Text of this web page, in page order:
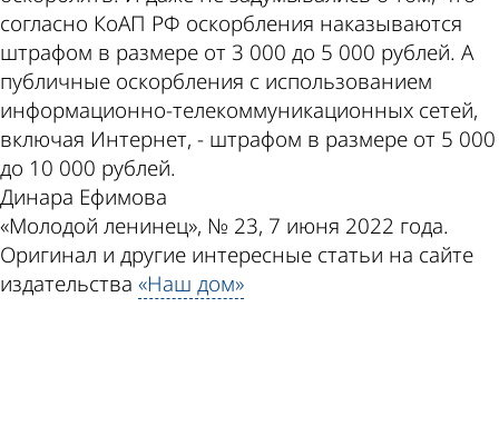
согласно КоАП РФ оскорбления наказываются
штрафом в размере от 3 000 до 5 000 рублей. А
публичные оскорбления с использованием
информационно-телекоммуникационных сетей,
включая Интернет, - штрафом в размере от 5 000
до 10 000 рублей.
Динара Ефимова
«Молодой ленинец», № 23, 7 июня 2022 года.
Оригинал и другие интересные статьи на сайте
издательства «Наш дом»